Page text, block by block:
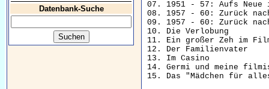
Datenbank-Suche
07. 1951 - 57: Aufs
08. 1957 - 60: Zurück
09. 1957 - 60: Zurück
10. Die Verlobung
11. Ein großer Zeh im
12. Der Familienvater
13. Im Casino
14. Germi und meine
15. Das "Mädchen für